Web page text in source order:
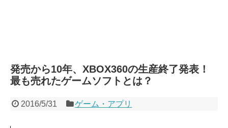
発売から10年、XBOX360の生産終了発表！
最も売れたゲームソフトとは？
2016/5/31 ゲーム・アプリ